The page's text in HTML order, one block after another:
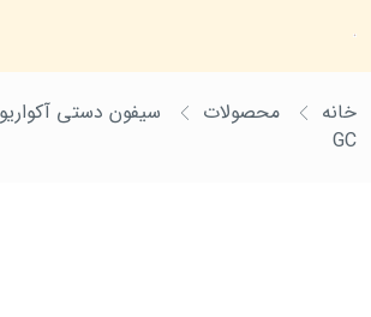
خانه محصولات
GC